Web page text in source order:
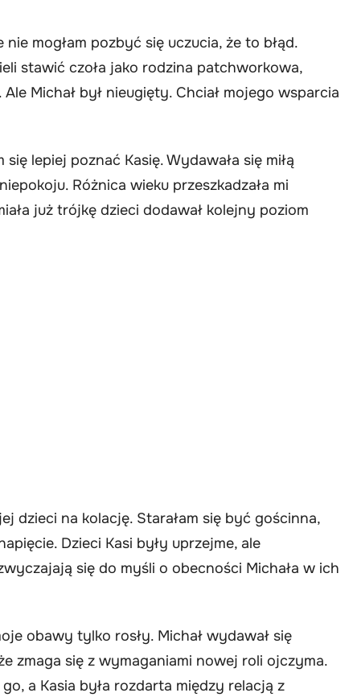
mogłam pozbyć się uczucia, że to błąd.
stawić czoła jako rodzina patchworkowa,
Michał był nieugięty. Chciał mojego wsparcia
lepiej poznać Kasię. Wydawała się miłą
Różnica wieku przeszkadzała mi
już trójkę dzieci dodawał kolejny poziom
dzieci na kolację. Starałam się być gościnna,
Dzieci Kasi były uprzejme, ale
się do myśli o obecności Michała w ich
obawy tylko rosły. Michał wydawał się
zmaga się z wymaganiami nowej roli ojczyma.
a Kasia była rozdarta między relacją z